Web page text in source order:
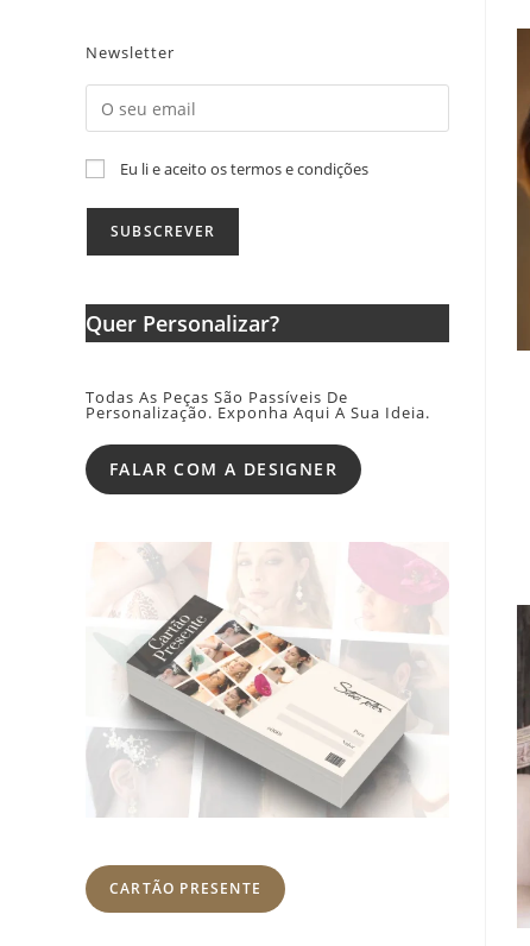
Newsletter
Eu li e aceito os termos e condições
Quer Personalizar?
Todas As Peças São Passíveis De
Personalização. Exponha Aqui A Sua Ideia.
FALAR COM A DESIGNER
CARTÃO PRESENTE